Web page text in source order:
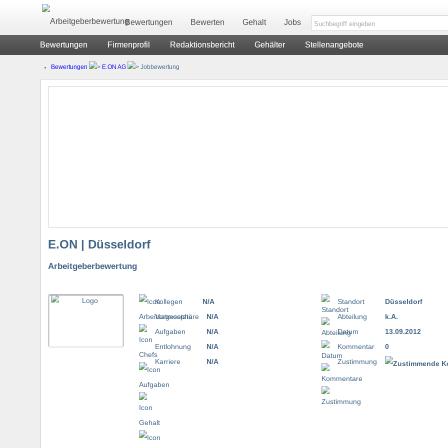
Bewertungen Bewerten Gehalt Jobs
Bewertungen Firmenprofil Redaktionsbericht Gehälter Stellenangebote
Bewertungen E.ON AG Jobbewertung
E.ON | Düsseldorf
Arbeitgeberbewertung
Kollegen
Vorgesetzte
Aufgaben
Entlohnung
Karriere
N/A
N/A
N/A
N/A
N/A
Standort
Abteilung
Datum
Kommentar
Zustimmung
Düsseldorf
k.A.
13.09.2012
0